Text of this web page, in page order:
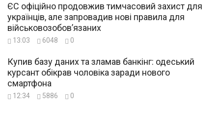
ЄС офіційно продовжив тимчасовий захист для
українців, але запровадив нові правила для
військовозобов’язаних
13:03 6048 0
Купив базу даних та зламав банкінг: одеський
курсант обікрав чоловіка заради нового
смартфона
12:34 5886 0